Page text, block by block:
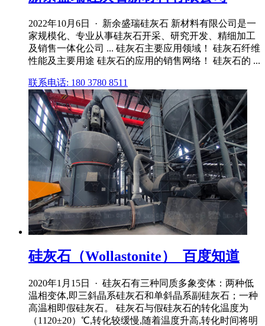
2022年10月6日 · 新余盛瑞硅灰石 新材料有限公司是一
家规模化、专业从事硅灰石开采、研究开发、精细加工
及销售一体化公司 ... 硅灰石主要应用领域！ 硅灰石纤维
性能及主要用途 硅灰石的应用的销售网络！ 硅灰石的 ...
联系电话: 180 3780 8511
硅灰石（Wollastonite）_百度知道
2020年1月15日 · 硅灰石有三种同质多象变体：两种低
温相变体,即三斜晶系硅灰石和单斜晶系副硅灰石；一种
高温相即假硅灰石。 硅灰石与假硅灰石的转化温度为
（1120±20）℃,转化较缓慢,随着温度升高,转化时间将明